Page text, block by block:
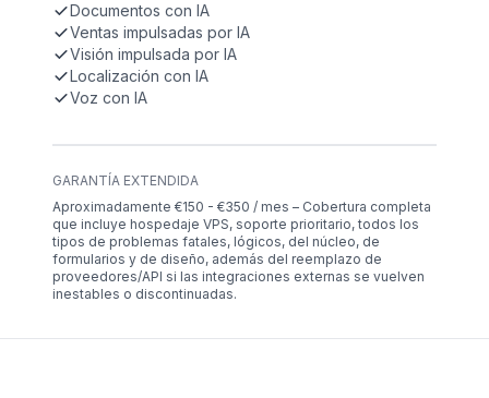
Documentos con IA
Ventas impulsadas por IA
Visión impulsada por IA
Localización con IA
Voz con IA
GARANTÍA EXTENDIDA
Aproximadamente €150 - €350 / mes – Cobertura completa
que incluye hospedaje VPS, soporte prioritario, todos los
tipos de problemas fatales, lógicos, del núcleo, de
formularios y de diseño, además del reemplazo de
proveedores/API si las integraciones externas se vuelven
inestables o discontinuadas.